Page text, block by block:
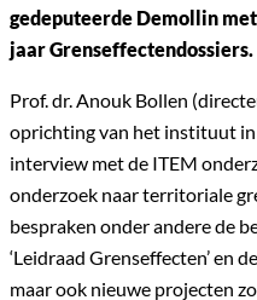
gedeputeerde Demollin
jaar Grenseffectendossiers.
Prof. dr. Anouk Bollen
oprichting van het instituut in
interview met de ITEM
onderzoek naar territoriale
bespraken onder andere de
‘Leidraad Grenseffecten’ en
maar ook nieuwe projecten